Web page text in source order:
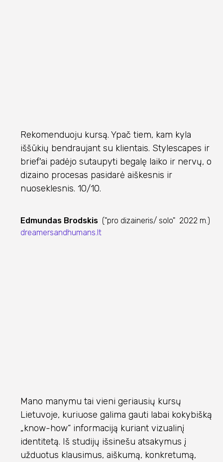
Rekomenduoju kursą. Ypač tiem, kam kyla
iššūkių bendraujant su klientais. Stylescapes ir
brief'ai padėjo sutaupyti begalę laiko ir nervų, o
dizaino procesas pasidarė aiškesnis ir
nuoseklesnis. 10/10.
Edmundas Brodskis ("pro dizaineris/ solo" 2022 m.)
dreamersandhumans.lt
Mano manymu tai vieni geriausių kursų
Lietuvoje, kuriuose galima gauti labai kokybišką
„know-how“ informaciją kuriant vizualinį
identitetą. Iš studijų išsinešu atsakymus į
užduotus klausimus, aiškumą, konkretumą,